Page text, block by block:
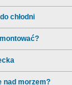
chłodni
nad morzem?